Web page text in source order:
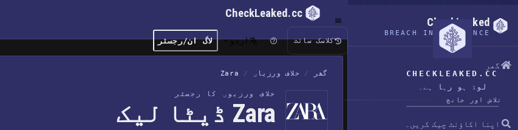
CHECKLEAKED.CC
لوڈ ہو رہا ہے۔
CheckLeaked
BREACH INTELLIGENCE
گھر
تلاش اور جانچ
اپنا اکاؤنٹ چیک کریں۔
CheckLeaked.cc
کلاسک سائٹ اردو لاگ ان/رجسٹر
گھر / خلاف ورزیاں /
Zara
خلاف ورزیوں کا رجسٹر
Zara ڈیٹا لیک